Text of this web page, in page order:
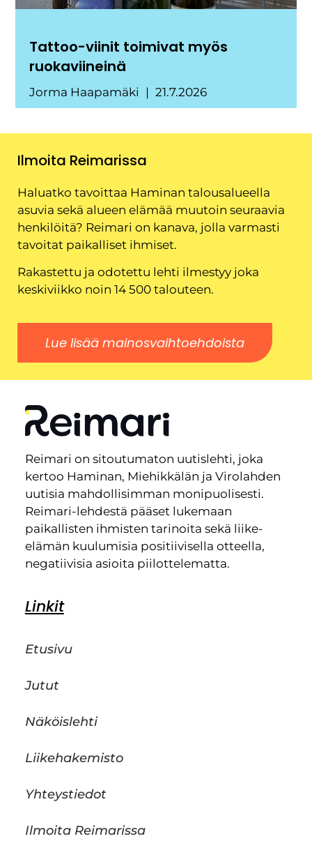
Tattoo-viinit toimivat myös
ruokaviineinä
Jorma Haapamäki 21.7.2026
Ilmoita Reimarissa
Haluatko tavoittaa Haminan talousalueella
asuvia sekä alueen elämää muutoin seuraavia
henkilöitä? Reimari on kanava, jolla varmasti
tavoitat paikalliset ihmiset.
Rakastettu ja odotettu lehti ilmestyy joka
keskiviikko noin 14 500 talouteen.
Lue lisää mainosvaihtoehdoista
Reimari on sitoutumaton uutislehti, joka
kertoo Haminan, Miehikkälän ja Virolahden
uutisia mahdollisimman monipuolisesti.
Reimari-lehdestä pääset lukemaan
paikallisten ihmisten tarinoita sekä liike-
elämän kuulumisia positiivisella otteella,
negatiivisia asioita piilottelematta.
Linkit
Etusivu
Jutut
Näköislehti
Liikehakemisto
Yhteystiedot
Ilmoita Reimarissa